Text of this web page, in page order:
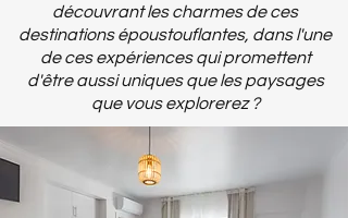
découvrant les charmes de ces
destinations époustouflantes, dans l'une
de ces expériences qui promettent
d'être aussi uniques que les paysages
que vous explorerez ?